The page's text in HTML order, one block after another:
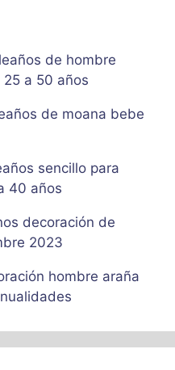
de hombre
a 50 años
de moana bebe
sencillo para
40 años
decoración de
2023
hombre araña